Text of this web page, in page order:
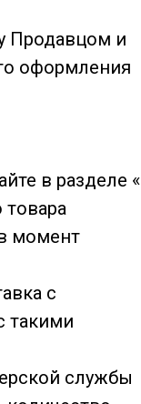
Продавцом и
оформления
в разделе «
товара
момент
с
такими
службы